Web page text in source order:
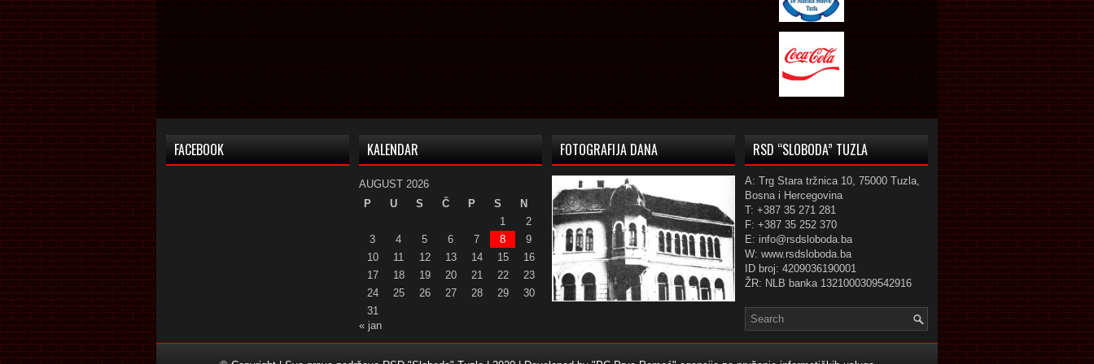
FACEBOOK KALENDAR
AUGUST 2026
P
U S Č P S
N
1
2
3
4 5 6 7 8
9
10
11 12 13 14 15
16
17
18 19 20 21 22
23
24
25 26 27 28 29
30
31
« jan
FOTOGRAFIJA DANA RSD “SLOBODA” TUZLA
A: Trg Stara tržnica 10, 75000 Tuzla,
Bosna i Hercegovina
T: +387 35 271 281
F: +387 35 252 370
E: info@rsdsloboda.ba
W: www.rsdsloboda.ba
ID broj: 4209036190001
ŽR: NLB banka 1321000309542916